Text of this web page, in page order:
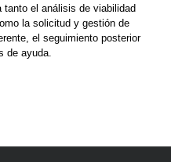
el análisis de viabilidad
la solicitud y gestión de
el seguimiento posterior
de ayuda.